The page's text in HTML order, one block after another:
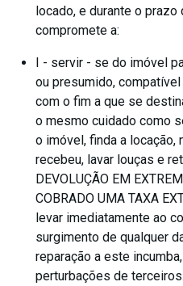
locado, e durante o
compromete a:
I - servir - se do imóvel
ou presumido,
com o fim a que se
o mesmo cuidado como
o imóvel, finda a locação,
recebeu, lavar louças e
DEVOLUÇÃO EM
COBRADO UMA TAXA
levar imediatamente ao
surgimento de qualquer
reparação a este
perturbações de